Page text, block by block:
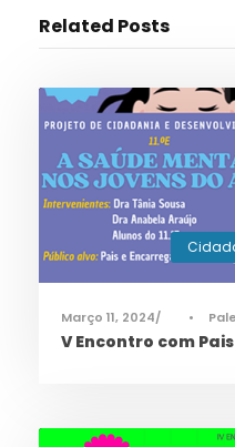
Related Posts
Março 11, 2024 •
V Encontro com Pais